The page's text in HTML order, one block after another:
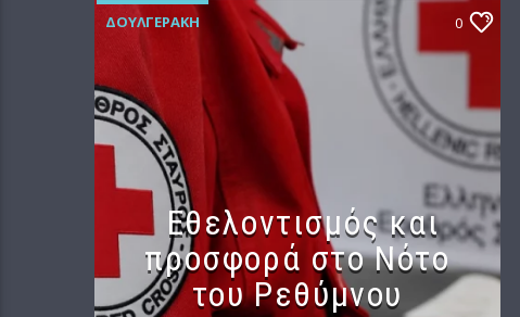
ΔΟΥΛΓΕΡΆΚΗ 0
Εθελοντισμός και
προσφορά στο Νότο
του Ρεθύμνου